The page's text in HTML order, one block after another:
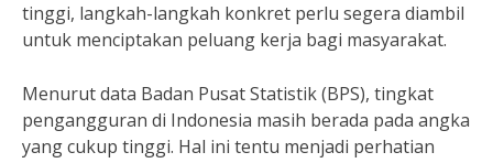
tinggi, langkah-langkah konkret perlu segera diambil
untuk menciptakan peluang kerja bagi masyarakat.
Menurut data Badan Pusat Statistik (BPS), tingkat
pengangguran di Indonesia masih berada pada angka
yang cukup tinggi. Hal ini tentu menjadi perhatian